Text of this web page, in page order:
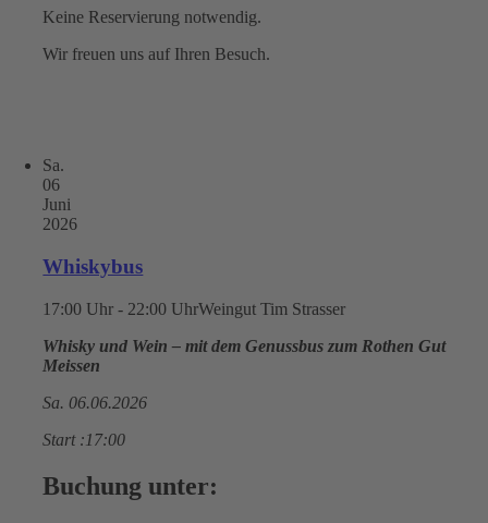
Keine Reservierung notwendig.
Wir freuen uns auf Ihren Besuch.
Sa.
06
Juni
2026
Whiskybus
17:00 Uhr - 22:00 UhrWeingut Tim Strasser
Whisky und Wein – mit dem Genussbus zum Rothen Gut
Meissen
Sa. 06.06.2026
Start :17:00
Buchung unter: